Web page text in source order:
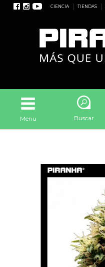
CIENCIA TIENDAS
Menu Buscar